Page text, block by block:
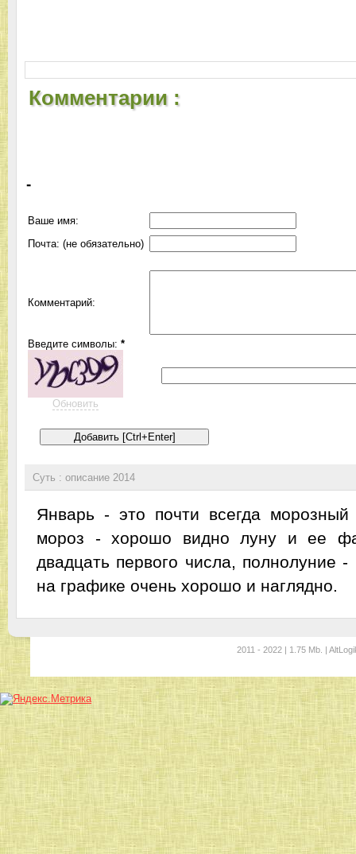
Комментарии :
-
Ваше имя:
Почта: (не обязательно)
Комментарий:
Введите символы: *
Обновить
Суть : описание 2014
Январь - это почти всегда
мороз - хорошо видно луну и ее
двадцать первого числа, полнолуние -
на графике очень хорошо и наглядно.
2011 - 2022 | 1.75 Mb. |